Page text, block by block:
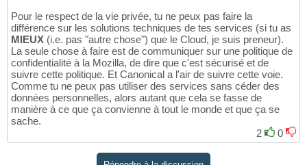
Pour le respect de la vie privée, tu ne peux pas faire la
différence sur les solutions techniques de tes services (si tu as
MIEUX (i.e. pas "autre chose") que le Cloud, je suis preneur).
La seule chose à faire est de communiquer sur une politique de
confidentialité à la Mozilla, de dire que c'est sécurisé et de
suivre cette politique. Et Canonical a l'air de suivre cette voie.
Comme tu ne peux pas utiliser des services sans céder des
données personnelles, alors autant que cela se fasse de
manière à ce que ça convienne à tout le monde et que ça se
sache.
2
0